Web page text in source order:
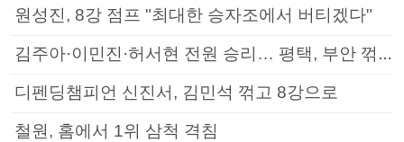
원성진, 8강 점프 "최대한 승자조에서 버티겠다"
김주아·이민진·허서현 전원 승리… 평택, 부안 꺾고 5연승
디펜딩챔피언 신진서, 김민석 꺾고 8강으로
철원, 홈에서 1위 삼척 격침